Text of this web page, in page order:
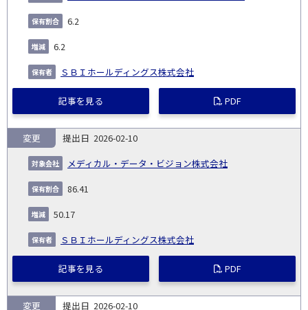
6.2
6.2
ＳＢＩホールディングス株式会社
記事を見る PDF
2026-02-10
メディカル・データ・ビジョン株式会社
変更
86.41
50.17
ＳＢＩホールディングス株式会社
記事を見る PDF
2026-02-10
変更